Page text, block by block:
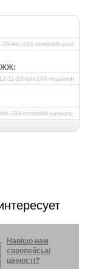
ЖЖ:
Навіщо нам
європейські
цінності?